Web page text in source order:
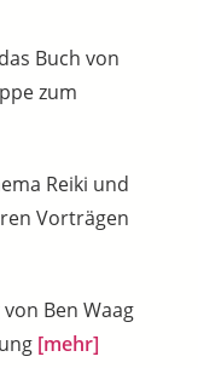
Buch von
zum
Reiki und
Vorträgen
Ben Waag
[mehr]